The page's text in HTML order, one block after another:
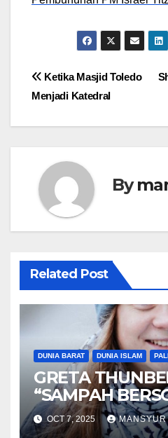
Post
navigation
Ketika Masjid Toledo
Menjadi Katedral
By
Related Post
DUNIA BARAT DUNIA ISLAM
GRETA
“SAMPAH
OCT 7, 2025 MANSYUR